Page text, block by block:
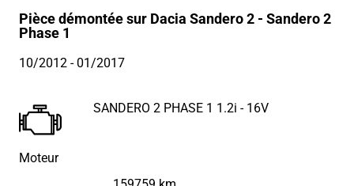
Pièce démontée sur Dacia Sandero 2 - Sandero 2
Phase 1
10/2012 - 01/2017
Moteur
SANDERO 2 PHASE 1 1.2i - 16V